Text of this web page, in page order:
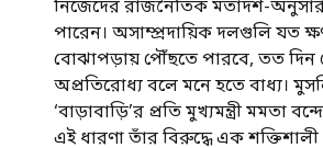
নিজেদের রাজনৈতিক মতাদর্শ-
পারেন। অসাম্প্রদায়িক দলগুলি যত
বোঝাপড়ায় পৌঁছতে পারবে, তত দিন
অপ্রতিরোধ্য বলে মনে হতে বাধ্য।
‘বাড়াবাড়ি’র প্রতি মুখ্যমন্ত্রী মমতা
এই ধারণা তাঁর বিরুদ্ধে এক শক্তিশালী